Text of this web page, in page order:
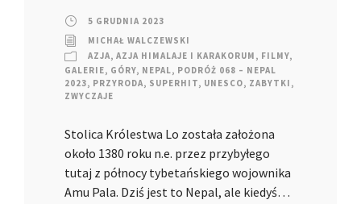
5 GRUDNIA 2023
MICHAŁ WALCZEWSKI
AZJA, AZJA HIMALAJE I KARAKORUM , FILMY,
GALERIE, GÓRY, NEPAL , PODRÓŻ 068 – NEPAL
2023, PRZYRODA, SUPERHIT, UNESCO, ZABYTKI ,
ZWYCZAJE
Stolica Królestwa Lo została założona
około 1380 roku n.e. przez przybyłego
tutaj z północy tybetańskiego wojownika
Amu Pala. Dziś jest to Nepal, ale kiedyś…